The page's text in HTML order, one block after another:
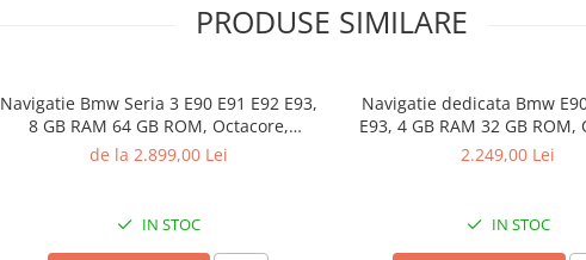
PRODUSE SIMILARE
Navigatie Bmw Seria 3 E90 E91 E92 E93,
8 GB RAM 64 GB ROM, Octacore,
Android 13, Carplay, Touch Screen 12.3
de la 2.899,00 Lei
IN STOC
Navigatie dedicata Bmw
E93, 4 GB RAM 32 GB ROM,
4G, QLED, DSP, Android 13,
2.249,00 Lei
IN STOC